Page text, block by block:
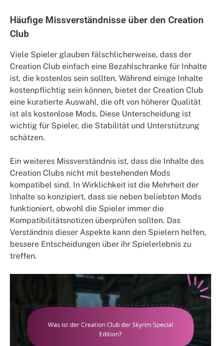
Häufige Missverständnisse über den Creation
Club
Viele Spieler glauben fälschlicherweise, dass der
Creation Club einfach eine Bezahlschranke für Inhalte
ist, die kostenlos sein sollten. Während einige Inhalte
kostenpflichtig sein können, bietet der Creation Club
eine kuratierte Auswahl, die oft von höherer Qualität
ist als kostenlose Mods. Diese Unterscheidung ist
wichtig für Spieler, die Stabilität und Unterstützung
schätzen.
Ein weiteres Missverständnis ist, dass die Inhalte des
Creation Clubs nicht mit bestehenden Mods
kompatibel sind. In Wirklichkeit ist die Mehrheit der
Inhalte so konzipiert, dass sie neben beliebten Mods
funktioniert, obwohl die Spieler immer die
Kompatibilitätsnotizen überprüfen sollten. Das
Verständnis dieser Aspekte kann den Spielern helfen,
bessere Entscheidungen über ihr Spielerlebnis zu
treffen.